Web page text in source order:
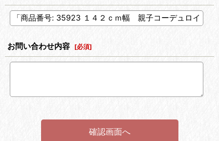
お問い合わせ内容 [必須]
確認画面へ